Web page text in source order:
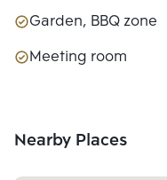
Garden, BBQ zone
Meeting room
Nearby Places